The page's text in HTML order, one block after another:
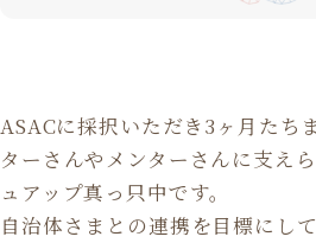
ASACに採択いただき3ヶ月たち
ターさんやメンターさんに支え
ュアップ真っ只中です。
自治体さまとの連携を目標にし